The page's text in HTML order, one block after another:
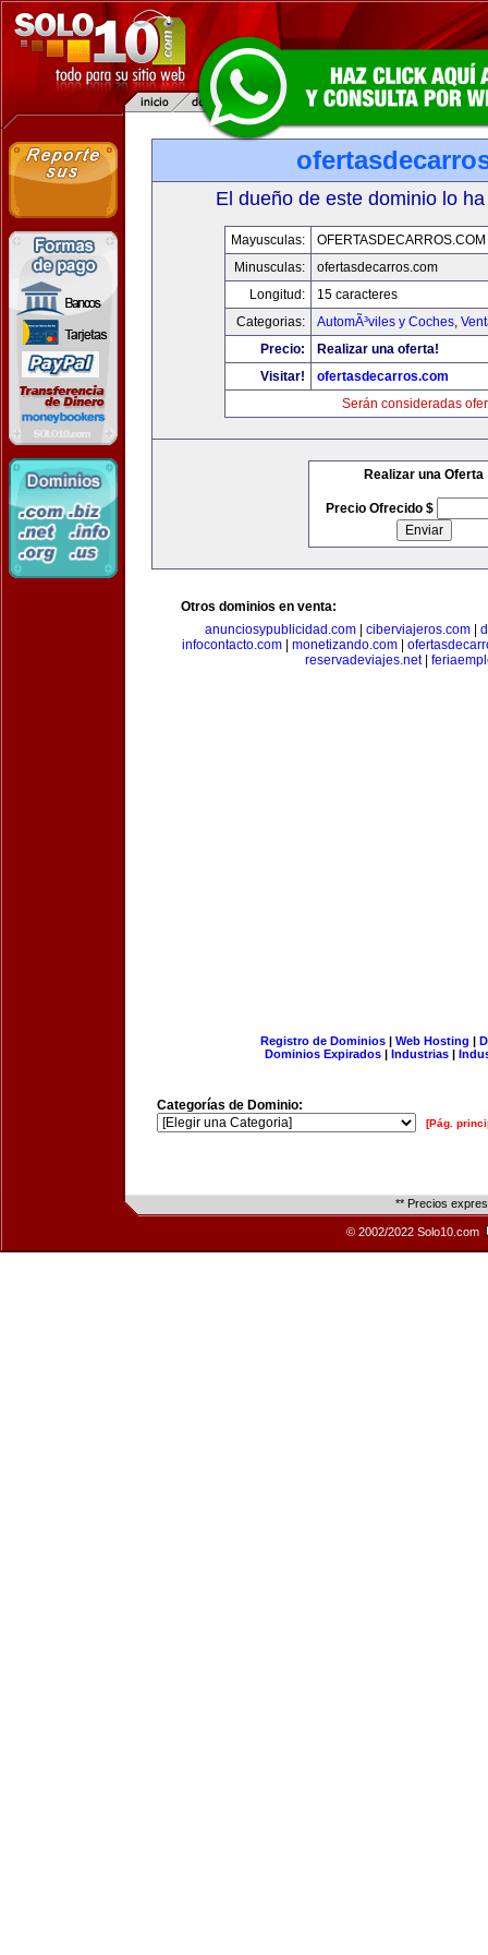
El dueño de este dominio lo
Mayusculas:
OFERTASDECARROS.COM
Minusculas:
ofertasdecarros.com
Longitud:
15 caracteres
Categorias:
AutomÃ³viles y Coches,
Precio:
Realizar una oferta!
Visitar!
ofertasdecarros.com
Serán consideradas
Realizar una Oferta
Precio Ofrecido $
Otros dominios en venta:
anunciosypublicidad.com| ciberviajeros.com|
infocontacto.com
monetizando.com
reservadeviajes.net|
Registro de Dominios| Web Hosting |
Dominios Expirados | Industrias |
Categorías de Dominio:
[Pág.
** Precios
© 2002/2022 Solo10.com